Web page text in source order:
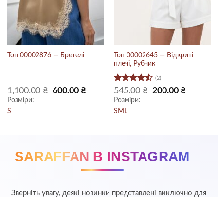
Топ 00002876 — Бретелі
1,100.00₴
Оригінальна
ціна:
600.00₴
Розміри:
S
Топ 00002645 — Відкриті
плечі, Рубчик
Оцінено
в4.5з 5
(2)
545.00₴
Оригінальна
ціна:
200.00₴
Розміри:
S M L
SARAFFAN В INSTAGRAM
Зверніть увагу, деякі новинки представлені виключно для